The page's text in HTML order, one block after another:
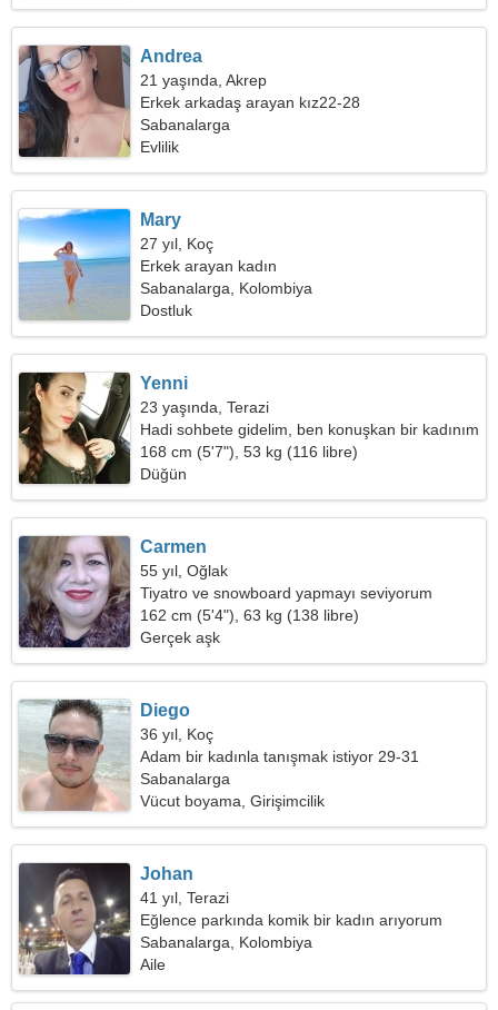
Andrea
21 yaşında, Akrep
Erkek arkadaş arayan kız22-28
Sabanalarga
Evlilik
Mary
27 yıl, Koç
Erkek arayan kadın
Sabanalarga, Kolombiya
Dostluk
Yenni
23 yaşında, Terazi
Hadi sohbete gidelim, ben konuşkan bir kadınım
168 cm (5'7"), 53 kg (116 libre)
Düğün
Carmen
55 yıl, Oğlak
Tiyatro ve snowboard yapmayı seviyorum
162 cm (5'4"), 63 kg (138 libre)
Gerçek aşk
Diego
36 yıl, Koç
Adam bir kadınla tanışmak istiyor 29-31
Sabanalarga
Vücut boyama, Girişimcilik
Johan
41 yıl, Terazi
Eğlence parkında komik bir kadın arıyorum
Sabanalarga, Kolombiya
Aile